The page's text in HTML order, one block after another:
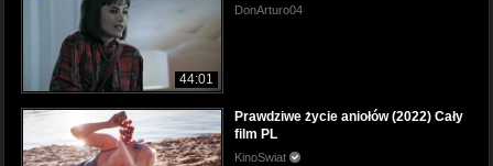
44:01
DonArturo04
Prawdziwe życie aniołów (2022) Cały
film PL
KinoSwiat